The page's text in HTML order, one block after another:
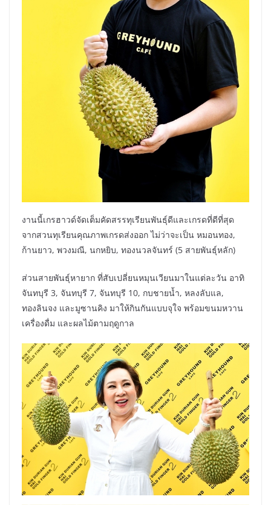
งานนี้เกรฮาวด์จัดเต็มคัดสรรทุเรียนพันธุ์ดีและเกรดที่ดีที่สุด
จากสวนทุเรียนคุณภาพเกรดส่งออก ไม่ว่าจะเป็น หมอนทอง,
ก้านยาว, พวงมณี, นกหยิบ, ทองนวลจันทร์ (5 สายพันธุ์หลัก)
ส่วนสายพันธุ์หายาก ที่สับเปลี่ยนหมุนเวียนมาในแต่ละวัน อาทิ
จันทบุรี 3, จันทบุรี 7, จันทบุรี 10, กบชายน้ำ, หลงลับแล,
ทองลินจง และมูซานคิง มาให้กินกันแบบจุใจ พร้อมขนมหวาน
เครื่องดื่ม และผลไม้ตามฤดูกาล